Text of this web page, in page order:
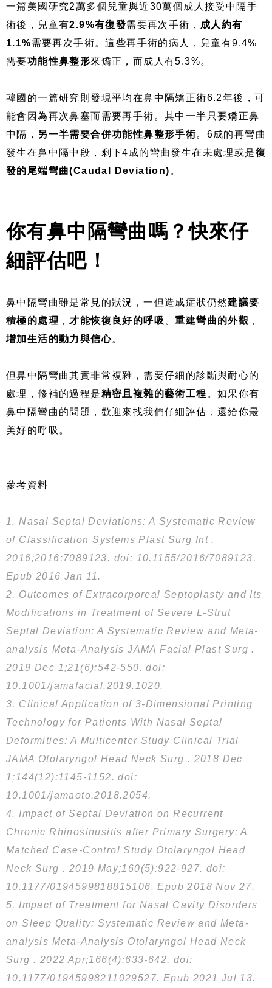
一篇美國研究2萬多個兒童與近30萬個成人接受中隔手
術後，兒童有2.9%有復發需要再次手術， 成人約有
1.1%需要再次手術。這些再手術的病人，兒童有9.4%
需要功能性鼻整形來矯正，而成人有5.3%。
韓國的一篇研究則發現平均在鼻中隔矯正術6.2年後，可
能會因為再次鼻塞而需要再手術。其中一半只要矯正鼻
中隔， 另一半需要合併功能性鼻整形手術。6成的再彎曲
發生在鼻中隔中段，剩下4成的彎曲發生在未處理或是復
發的尾端彎曲(Caudal Deviation) 。
你有鼻中隔彎曲嗎？快來仔
細評估吧！
鼻中隔彎曲雖是常見的狀況，一但造成症狀仍然建議要
積極的處理 ， 才能恢復良好的呼吸 、重建彎曲的外觀 ，
增加生活的動力與信心。
但鼻中隔彎曲其實非常複雜，需要仔細的診斷與耐心的
處理，修補的過程是精密且複雜的藝術工程 。如果你有
鼻中隔彎曲的問題，歡迎來找我們仔細評估，還給你最
美好的呼吸。
參考資料
1. Nasal Septal Deviations: A Systematic Review
of Classification Systems Plast Surg Int .
2016;2016:7089123. doi: 10.1155/2016/7089123.
Epub 2016 Jan 11.
2. Outcomes of Extracorporeal Septoplasty and Its
Modifications in Treatment of Severe L-Strut
Septal Deviation: A Systematic Review and Meta-
analysis Meta-Analysis JAMA Facial Plast Surg .
2019 Dec 1;21(6):542-550. doi:
10.1001/jamafacial.2019.1020.
3. Clinical Application of 3-Dimensional Printing
Technology for Patients With Nasal Septal
Deformities: A Multicenter Study Clinical Trial
JAMA Otolaryngol Head Neck Surg . 2018 Dec
1;144(12):1145-1152. doi:
10.1001/jamaoto.2018.2054.
4. Impact of Septal Deviation on Recurrent
Chronic Rhinosinusitis after Primary Surgery: A
Matched Case-Control Study Otolaryngol Head
Neck Surg . 2019 May;160(5):922-927. doi:
10.1177/0194599818815106. Epub 2018 Nov 27.
5. Impact of Treatment for Nasal Cavity Disorders
on Sleep Quality: Systematic Review and Meta-
analysis Meta-Analysis Otolaryngol Head Neck
Surg . 2022 Apr;166(4):633-642. doi:
10.1177/01945998211029527. Epub 2021 Jul 13.